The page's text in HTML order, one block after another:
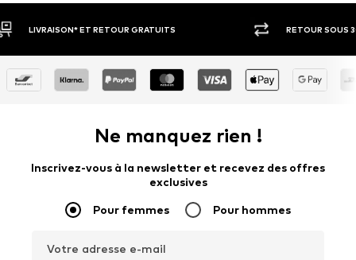
RETOUR SOUS 30 JOURS
Ne manquez rien !
Inscrivez-vous à la newsletter et recevez des offres
exclusives
Pour femmes Pour hommes
Votre adresse e-mail